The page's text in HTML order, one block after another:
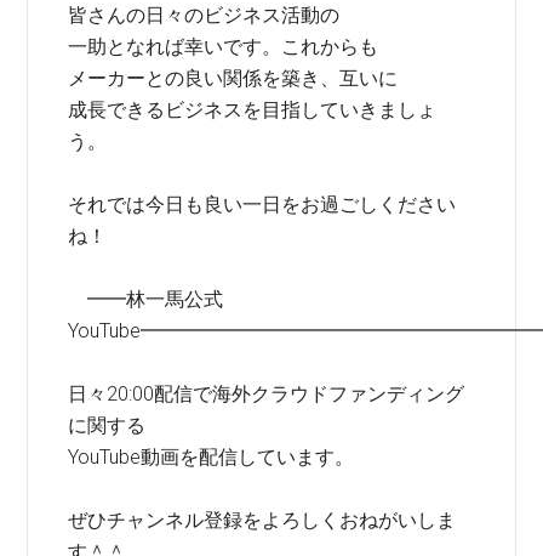
皆さんの日々のビジネス活動の
一助となれば幸いです。これからも
メーカーとの良い関係を築き、互いに
成長できるビジネスを目指していきましょ
う。
それでは今日も良い一日をお過ごしください
ね！
━━林一馬公式
日々20:00配信で海外クラウドファンディング
に関する
YouTube動画を配信しています。
ぜひチャンネル登録をよろしくおねがいしま